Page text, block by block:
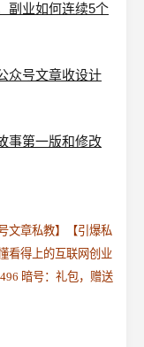
副业如何连续5个
众号文章收设计
事第一版和修改
文章私教】【引爆私
看得上的互联网创业
暗号：礼包，赠送